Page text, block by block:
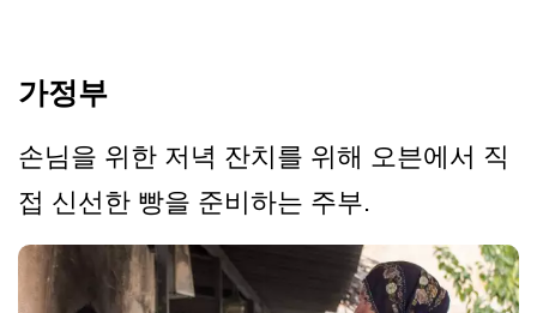
가정부
손님을 위한 저녁 잔치를 위해 오븐에서 직
접 신선한 빵을 준비하는 주부.